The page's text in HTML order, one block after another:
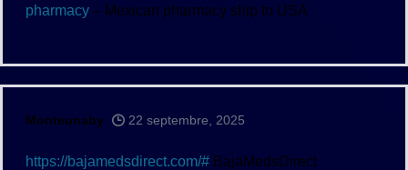
pharmacy – Mexican pharmacy ship to USA
Monteunaby 22 septembre, 2025
https://bajamedsdirect.com/# BajaMedsDirect